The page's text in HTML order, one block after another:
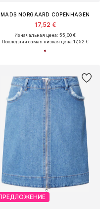
MADS NORGAARD COPENHAGEN
17,52 €
Изначальная цена: 55,00 €
Последняя самая низкая цена:17,52 €